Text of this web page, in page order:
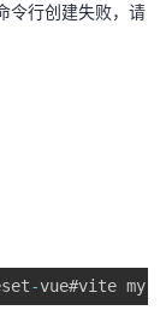
令行创建失败，请
-vue#vite my